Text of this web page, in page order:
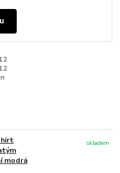
modrá
skladem